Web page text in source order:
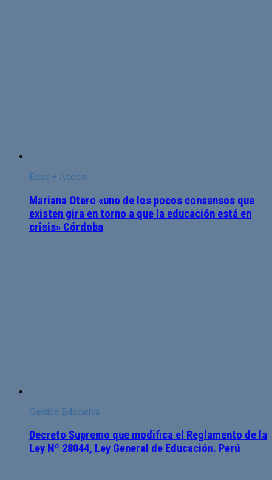
Educ + Acción
Mariana Otero «uno de los pocos consensos que
existen gira en torno a que la educación está en
crisis» Córdoba
Gestión Educativa
Decreto Supremo que modifica el Reglamento de la
Ley Nº 28044, Ley General de Educación. Perú